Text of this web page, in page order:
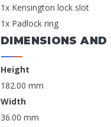
1x Kensington lock slot
1x Padlock ring
DIMENSIONS
Height
182.00 mm
Width
36.00 mm